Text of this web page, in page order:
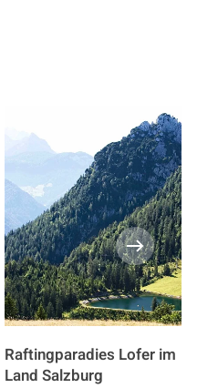
Raftingparadies Lofer im
Land Salzburg